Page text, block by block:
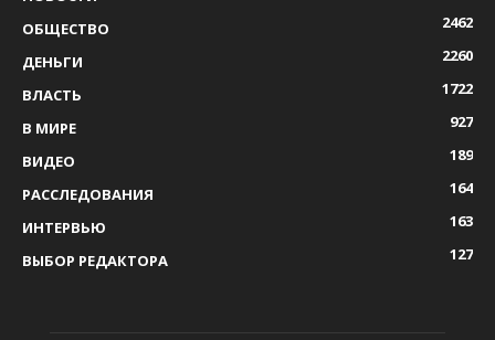
ОБЩЕСТВО
2462
ДЕНЬГИ
2260
ВЛАСТЬ
1722
В МИРЕ
927
ВИДЕО
189
РАССЛЕДОВАНИЯ
164
ИНТЕРВЬЮ
163
ВЫБОР РЕДАКТОРА
127